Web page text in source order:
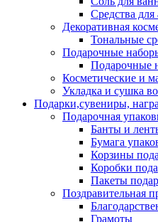
Средства для
Декоративная
Тональные
Подарочные
Подарочные
Косметические и
Укладка и сушка
Подарки,сувениры,
Подарочная
Банты и
Бумага
Корзины
Коробки
Пакеты
Поздравительная
Грамоты